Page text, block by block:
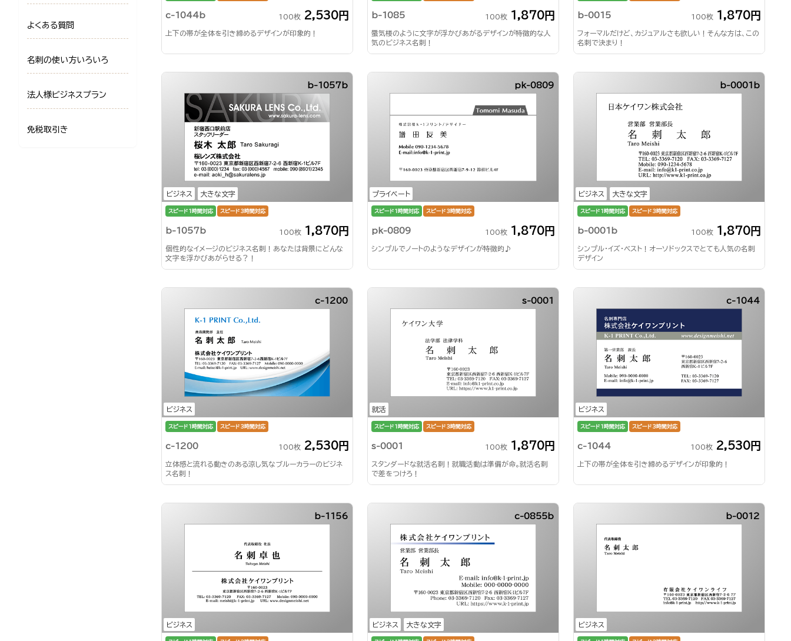
c-1044b 100枚 2,530円
上下の帯が全体を引き締めるデザインが印象的！
b-1085 100枚 1,870円
蜃気楼のように文字が浮かびあがるデザインが特徴的な人
気のビジネス名刺！
b-0015 100枚 1,870円
フォーマルだけど、カジュアルさも欲しい！そんな方は、この
名刺で決まり！
ビジネス 大きな文字
b-1057b
スピード1時間対応 スピード3時間対応
b-1057b 100枚 1,870円
個性的なイメージのビジネス名刺！あなたは背景にどんな
文字を浮かびあがらせる？！
プライベート
pk-0809
スピード1時間対応 スピード3時間対応
pk-0809 100枚 1,870円
シンプルでノートのようなデザインが特徴的♪
ビジネス 大きな文字
b-0001b
スピード1時間対応 スピード3時間対応
b-0001b 100枚 1,870円
シンプル・イズ・ベスト！オーソドックスでとても人気の名刺
デザイン
ビジネス
c-1200
スピード1時間対応 スピード3時間対応
c-1200 100枚 2,530円
立体感と流れる動きのある涼し気なブルーカラーのビジネ
ス名刺！
就活
s-0001
スピード1時間対応 スピード3時間対応
s-0001 100枚 1,870円
スタンダードな就活名刺！就職活動は準備が命。就活名刺
で差をつけろ！
ビジネス
c-1044
スピード1時間対応 スピード3時間対応
c-1044 100枚 2,530円
上下の帯が全体を引き締めるデザインが印象的！
ビジネス
b-1156
ビジネス 大きな文字
c-0855b
ビジネス
b-0012
よくある質問
名刺の使い方いろいろ
法人様ビジネスプラン
免税取引き